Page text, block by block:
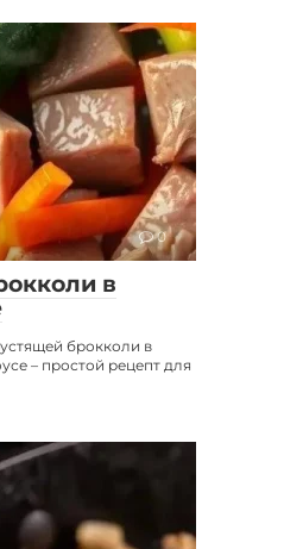
0
в
брокколи в
– простой рецепт для